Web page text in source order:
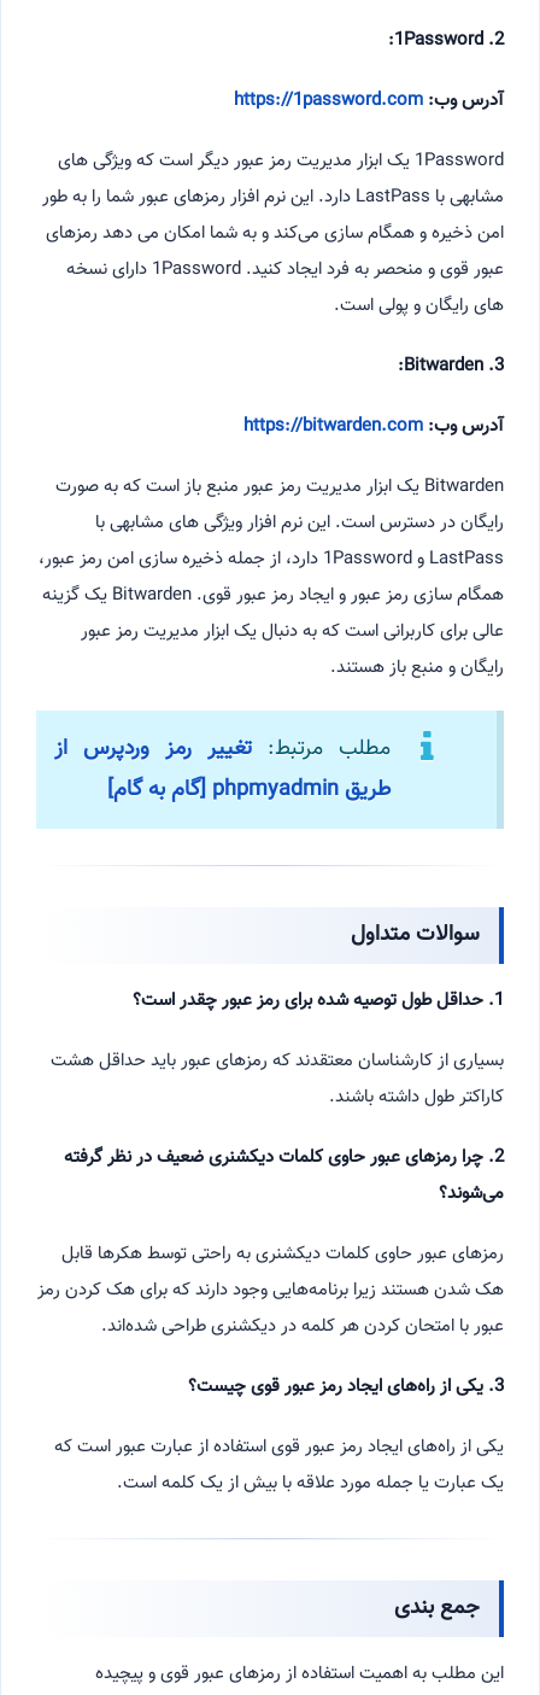
2. 1Password:
آدرس وب: https://1password.com
1Password یک ابزار مدیریت رمز عبور دیگر است که ویژگی های
مشابهی با LastPass دارد. این نرم افزار رمزهای عبور شما را به طور
امن ذخیره و همگام سازی می‌کند و به شما امکان می دهد رمزهای
عبور قوی و منحصر به فرد ایجاد کنید. 1Password دارای نسخه
های رایگان و پولی است.
3. Bitwarden:
آدرس وب: https://bitwarden.com
Bitwarden یک ابزار مدیریت رمز عبور منبع باز است که به صورت
رایگان در دسترس است. این نرم افزار ویژگی های مشابهی با
LastPass و 1Password دارد، از جمله ذخیره سازی امن رمز عبور،
همگام سازی رمز عبور و ایجاد رمز عبور قوی. Bitwarden یک گزینه
عالی برای کاربرانی است که به دنبال یک ابزار مدیریت رمز عبور
رایگان و منبع باز هستند.
مطلب مرتبط:تغییر رمز وردپرس از
طریق phpmyadmin [گام به گام]
سوالات متداول
1. حداقل طول توصیه شده برای رمز عبور چقدر است؟
بسیاری از کارشناسان معتقدند که رمزهای عبور باید حداقل هشت
کاراکتر طول داشته باشند.
2. چرا رمزهای عبور حاوی کلمات دیکشنری ضعیف در نظر گرفته
می‌شوند؟
رمزهای عبور حاوی کلمات دیکشنری به راحتی توسط هکرها قابل
هک شدن هستند زیرا برنامه‌هایی وجود دارند که برای هک کردن رمز
عبور با امتحان کردن هر کلمه در دیکشنری طراحی شده‌اند.
3. یکی از راه‌های ایجاد رمز عبور قوی چیست؟
یکی از راه‌های ایجاد رمز عبور قوی استفاده از عبارت عبور است که
یک عبارت یا جمله مورد علاقه با بیش از یک کلمه است.
جمع بندی
این مطلب به اهمیت استفاده از رمزهای عبور قوی و پیچیده